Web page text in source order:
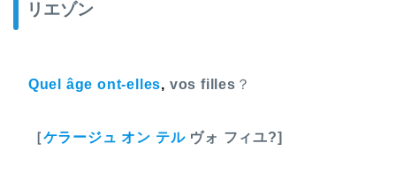
リエゾン
Quel âge ont-elles, vos filles ？
［ケラージュ オン テルヴォ フィユ?]